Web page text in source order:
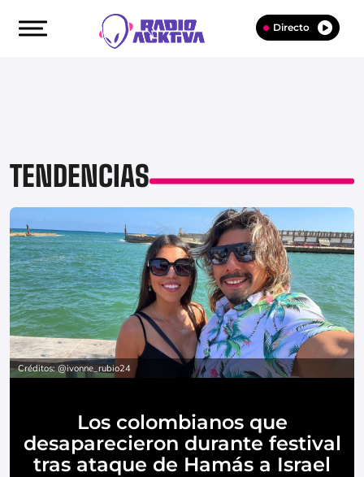
Directo
TENDENCIAS
Créditos: @ivonne_rubio24
Los colombianos que
desaparecieron durante festival
tras ataque de Hamás a Israel